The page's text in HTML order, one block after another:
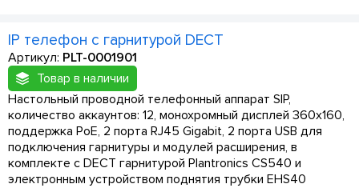
IP телефон с гарнитурой DECT
Артикул: PLT-0001901
Товар в наличии
Настольный проводной телефонный аппарат SIP,
количество аккаунтов: 12, монохромный дисплей 360х160,
поддержка PoE, 2 порта RJ45 Gigabit, 2 порта USB для
подключения гарнитуры и модулей расширения, в
комплекте с DECT гарнитурой Plantronics CS540 и
электронным устройством поднятия трубки EHS40